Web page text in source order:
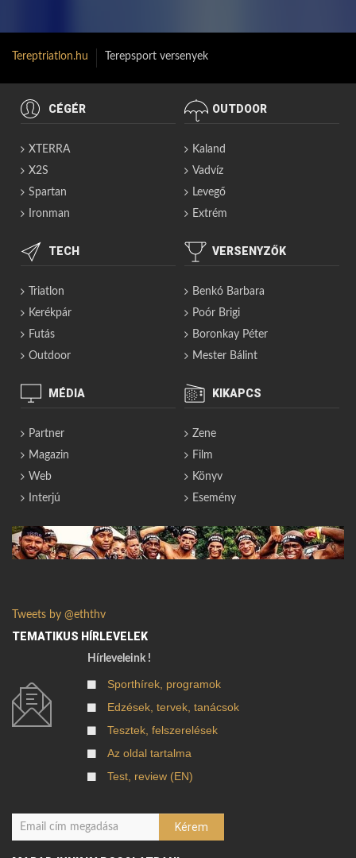
Tereptriatlon.hu Terepsport versenyek
CÉGÉR
XTERRA
X2S
Spartan
Ironman
OUTDOOR
Kaland
Vadvíz
Levegő
Extrém
TECH
Triatlon
Kerékpár
Futás
Outdoor
VERSENYZŐK
Benkó Barbara
Poór Brigi
Boronkay Péter
Mester Bálint
MÉDIA
Partner
Magazin
Web
Interjú
KIKAPCS
Zene
Film
Könyv
Esemény
Tweets by @eththv
TEMATIKUS HÍRLEVELEK
Hírleveleink !
Sporthírek, programok
Edzések, tervek, tanácsok
Tesztek, felszerelések
Az oldal tartalma
Test, review (EN)